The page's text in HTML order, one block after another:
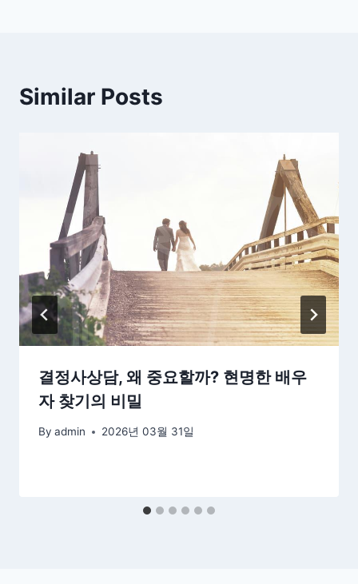
Similar Posts
결정사상담, 왜 중요할까? 현명한 배우
자 찾기의 비밀
By admin 2026년 03월 31일